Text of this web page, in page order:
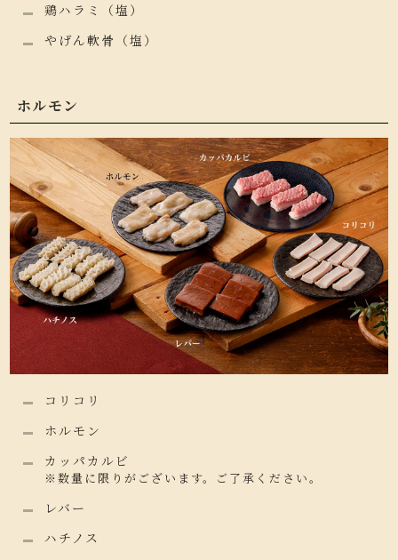
鶏ハラミ（塩）
やげん軟骨（塩）
ホルモン
コリコリ
ホルモン
カッパカルビ
※数量に限りがございます。ご了承ください。
レバー
ハチノス